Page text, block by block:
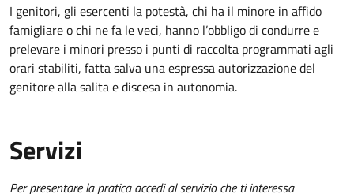
I genitori, gli esercenti la potestà, chi ha il minore in affido
famigliare o chi ne fa le veci, hanno l’obbligo di condurre e
prelevare i minori presso i punti di raccolta programmati agli
orari stabiliti, fatta salva una espressa autorizzazione del
genitore alla salita e discesa in autonomia.
Servizi
Per presentare la pratica accedi al servizio che ti interessa